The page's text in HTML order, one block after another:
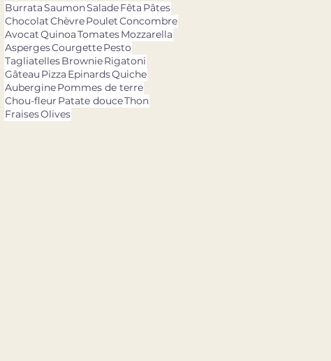
BurrataSaumonSaladeFêta Pâtes
ChocolatChèvrePouletConcombre
AvocatQuinoaTomatesMozzarella
AspergesCourgettePesto
TagliatellesBrownieRigatoni
Gâteau Pizza EpinardsQuiche
AuberginePommes de terre
Chou-fleur Patate douceThon
FraisesOlives